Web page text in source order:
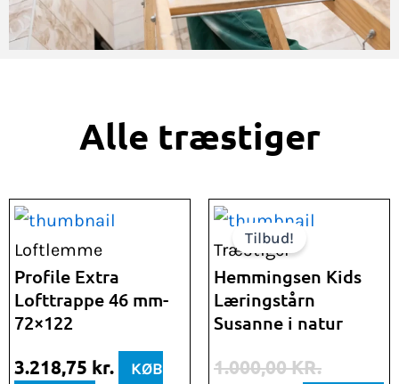
Alle træstiger
Loftlemme
Profile Extra
Lofttrappe 46 mm-
72×122
3.218,75 kr.
KØB
Tilbud!
Træstiger
Hemmingsen Kids
Læringstårn
Susanne i natur
1.000,00KR.
Den
oprindelige
pris
var:
1.000,00 kr..
Den
aktuelle
pris
er:
800,00 kr..